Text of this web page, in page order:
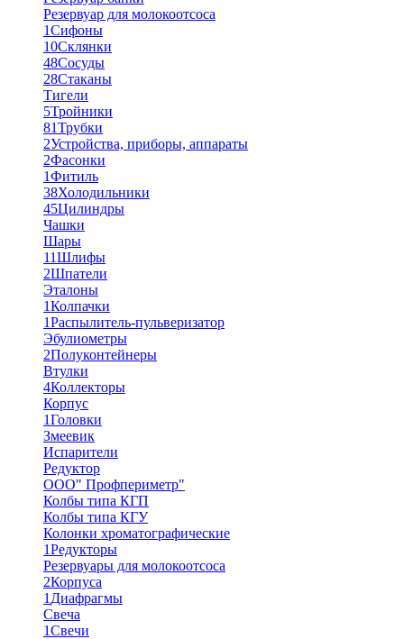
Резервуар для молокоотсоса
1Сифоны
10Склянки
48Сосуды
28Стаканы
Тигели
5Тройники
81Трубки
2Устройства, приборы, аппараты
2Фасонки
1Фитиль
38Холодильники
45Цилиндры
Чашки
Шары
11Шлифы
2Шпатели
Эталоны
1Колпачки
1Распылитель-пульверизатор
Эбулиометры
2Полуконтейнеры
Втулки
4Коллекторы
Корпус
1Головки
Змеевик
Испарители
Редуктор
ООО" Профпериметр"
Колбы типа КГП
Колбы типа КГУ
Колонки хроматографические
1Редукторы
Резервуары для молокоотсоса
2Корпуса
1 Диафрагмы
Свеча
1Свечи